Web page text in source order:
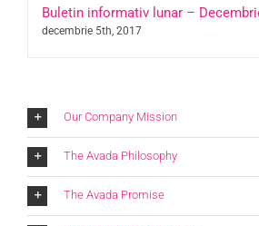
Buletin informativ lunar –
decembrie 5th, 2017
Our Company Mission
The Avada Philosophy
The Avada Promise